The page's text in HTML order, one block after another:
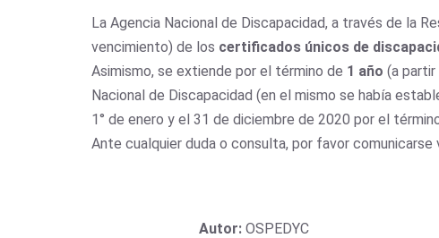
La Agencia Nacional de Discapacidad, a través de la
vencimiento) de los certificados únicos de
Asimismo, se extiende por el término de 1 año (a
Nacional de Discapacidad (en el mismo se había
1° de enero y el 31 de diciembre de 2020 por el
Ante cualquier duda o consulta, por favor
Autor: OSPEDYC